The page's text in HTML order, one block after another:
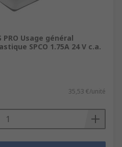
Usage général
SPCO 1.75A 24 V c.a.
35,53 €/unité